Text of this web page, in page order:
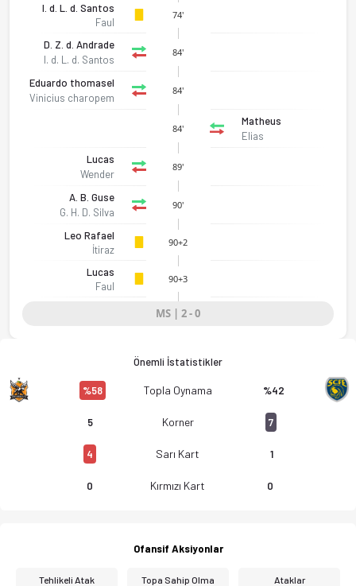
Nova Iguacu - Sampaio Correa (RJ) 2-0 bitti. Gol anları,
I. d. L. d. Santos
Faul
74'
D. Z. d. Andrade
I. d. L. d. Santos
84'
Eduardo thomasel
Vinicius charopem
84'
84'
Matheus
Elias
Lucas
Wender
89'
A. B. Guse
G. H. D. Silva
90'
Leo Rafael
İtiraz
90+2
Lucas
Faul
90+3
MS | 2 - 0
Önemli İstatistikler
%58 Topla Oynama %42
5 Korner 7
4 Sarı Kart 1
0 Kırmızı Kart 0
Ofansif Aksiyonlar
Tehlikeli Atak Topa Sahip Olma Ataklar